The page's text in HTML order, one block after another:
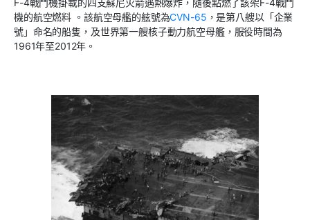
F-4戰鬥機掛載的四支蘇尼火箭遇熱爆炸，隨後點燃了該架F-4戰鬥
機的航空燃料 。該航空母艦的舷號為CVN-65 ，是第八艘以「企業
號」命名的船隻， 及世界第一艘核子動力航空母艦，服役時間為
1961年至2012年。